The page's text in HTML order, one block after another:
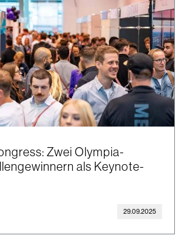
Zwei Olympia-
als Keynote-
29.09.2025